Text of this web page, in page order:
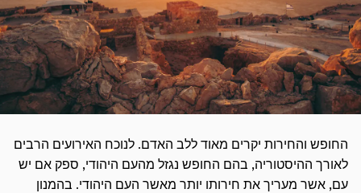
החופש והחירות יקרים מאוד ללב האדם. לנוכח האירועים הרבים
לאורך ההיסטוריה, בהם החופש נגזל מהעם היהודי, ספק אם יש
עם, אשר מעריך את חירותו יותר מאשר העם היהודי. בהמנון